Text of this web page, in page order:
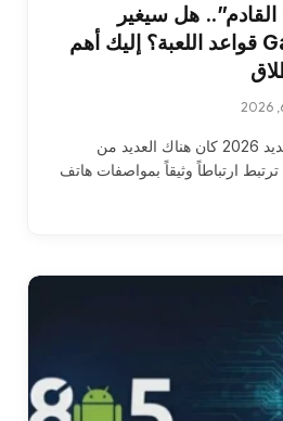
هل سيغير
Galaxy S26 Ultra قواعد اللعبة؟ إليك أهم
تزامناً مع بداية العام الجديد 2026 كان هناك العديد من
ارتباطاً وثيقاً بمواصفات هاتف